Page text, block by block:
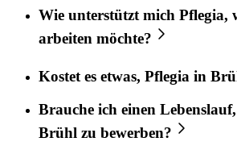
Wie unterstützt mich Pflegia,
arbeiten möchte?
Kostet es etwas, Pflegia in
Brauche ich einen
Brühl zu bewerben?